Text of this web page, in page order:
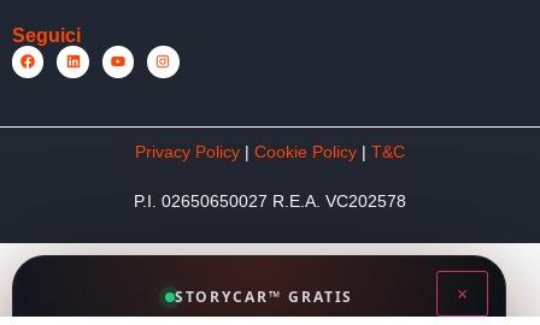
Seguici
Privacy Policy | Cookie Policy | T&C
P.I. 02650650027 R.E.A. VC202578
×
STORYCAR™ GRATIS